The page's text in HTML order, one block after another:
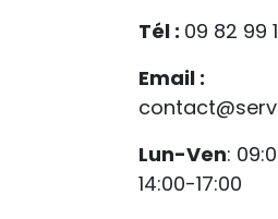
Tél : 09 82 99
Email :
Lun-Ven:
14:00-17:00